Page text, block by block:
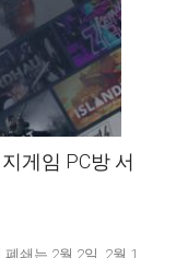
게임 PC방 서
쇄는 2월 2일, 2월 1